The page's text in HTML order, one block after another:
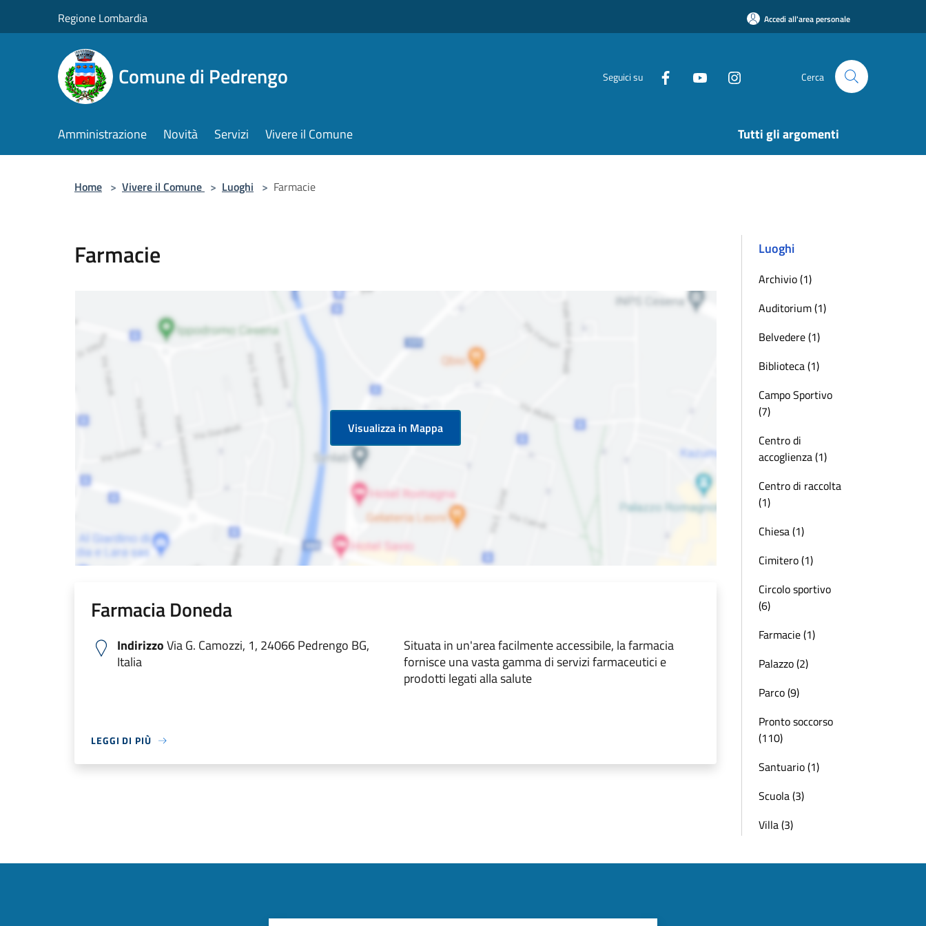
Regione Lombardia Accedi all'area personale
Comune di Pedrengo Seguici su Cerca
Amministrazione Novità Servizi Vivere il Comune Tutti gli argomenti
Home > Vivere il Comune > Luoghi > Farmacie
Farmacie
Visualizza in Mappa
Farmacia Doneda
IndirizzoVia G. Camozzi, 1, 24066 Pedrengo BG,
Italia
Situata in un'area facilmente accessibile, la farmacia
fornisce una vasta gamma di servizi farmaceutici e
prodotti legati alla salute
LEGGI DI PIÙ
Luoghi
Archivio (1)
Auditorium (1)
Belvedere (1)
Biblioteca (1)
Campo Sportivo
(7)
Centro di
accoglienza (1)
Centro di raccolta
(1)
Chiesa (1)
Cimitero (1)
Circolo sportivo
(6)
Farmacie (1)
Palazzo (2)
Parco (9)
Pronto soccorso
(110)
Santuario (1)
Scuola (3)
Villa (3)